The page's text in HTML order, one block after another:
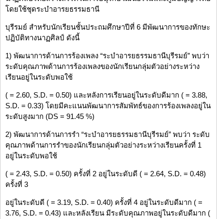
โดยใช้ชุดระบำอารยธรรมธานี
บุรีรมย์ สำหรับนักเรียนชั้นประถมศึกษาปีที่ 6 มีพัฒนาการของทักษะ
ปฏิบัติทางนาฏศิลป์ ดังนี้
1) พัฒนาการด้านการร้องเพลง “ระบำอารยธรรมธานีบุรีรมย์” พบว่า
ระดับคุณภาพด้านการร้องเพลงของนักเรียนกลุ่มตัวอย่างระหว่าง
เรียนอยู่ในระดับพอใช้
( = 2.60, S.D. = 0.50) และหลังการเรียนอยู่ในระดับดีมาก ( = 3.88,
S.D. = 0.33) โดยมีคะแนนพัฒนาการสัมพัทธ์ของการร้องเพลงอยู่ใน
ระดับสูงมาก (DS = 91.45 %)
2) พัฒนาการด้านการรำ “ระบำอารยธรรมธานีบุรีรมย์” พบว่า ระดับ
คุณภาพด้านการรำของนักเรียนกลุ่มตัวอย่างระหว่างเรียนครั้งที่ 1
อยู่ในระดับพอใช้
( = 2.43, S.D. = 0.50) ครั้งที่ 2 อยู่ในระดับดี ( = 2.64, S.D. = 0.48)
ครั้งที่ 3
อยู่ในระดับดี ( = 3.19, S.D. = 0.40) ครั้งที่ 4 อยู่ในระดับดีมาก ( =
3.76, S.D. = 0.43) และหลังเรียน มีระดับคุณภาพอยู่ในระดับดีมาก (